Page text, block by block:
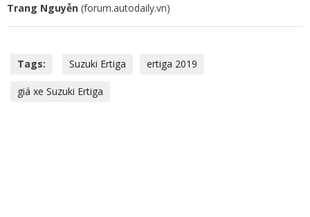
Trang Nguyễn (forum.autodaily.vn)
Tags: Suzuki Ertiga ertiga 2019
giá xe Suzuki Ertiga